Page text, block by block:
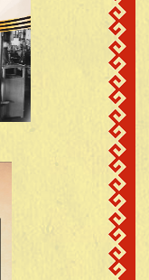
Марийская АССР,
Пектубаевский р-н,
д.Мушинцы
Марийская АССР,
Пектубаевский р-н,
д.Мушинцы